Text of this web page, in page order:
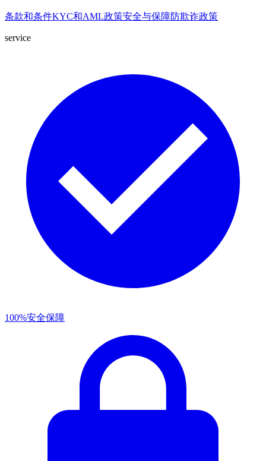
条款和条件KYC和AML政策安全与保障防欺诈政策
service
100%安全保障